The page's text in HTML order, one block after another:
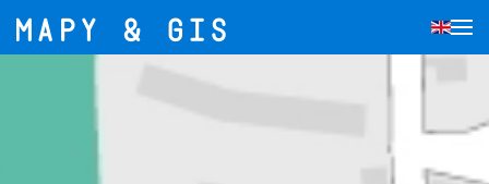
Přejít na hlavní obsah